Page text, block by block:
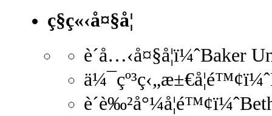
ç§ç«‹å¤§å­¦
è´å…‹å¤§å­¦ï¼ˆBaker